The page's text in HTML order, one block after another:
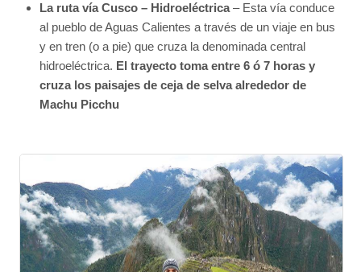
La ruta vía Cusco – Hidroeléctrica– Esta vía conduce
al pueblo de Aguas Calientes a través de un viaje en bus
y en tren (o a pie) que cruza la denominada central
hidroeléctrica. El trayecto toma entre 6 ó 7 horas y
cruza los paisajes de ceja de selva alrededor de
Machu Picchu